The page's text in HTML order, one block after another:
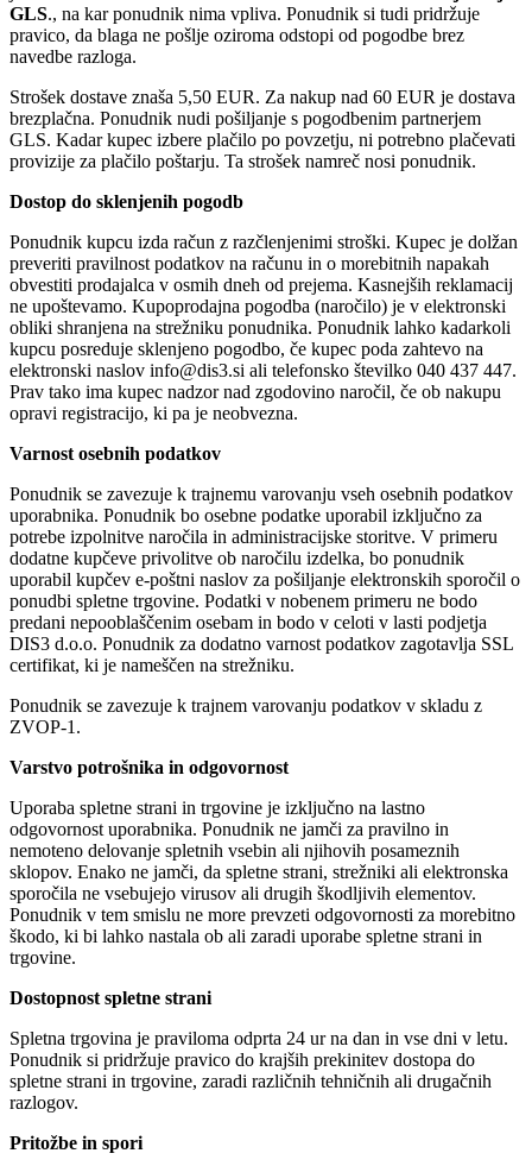
GLS., na kar ponudnik nima vpliva. Ponudnik si tudi pridržuje
pravico, da blaga ne pošlje oziroma odstopi od pogodbe brez
navedbe razloga.
Strošek dostave znaša 5,50 EUR. Za nakup nad 60 EUR je dostava
brezplačna. Ponudnik nudi pošiljanje s pogodbenim partnerjem
GLS. Kadar kupec izbere plačilo po povzetju, ni potrebno plačevati
provizije za plačilo poštarju. Ta strošek namreč nosi ponudnik.
Dostop do sklenjenih pogodb
Ponudnik kupcu izda račun z razčlenjenimi stroški. Kupec je dolžan
preveriti pravilnost podatkov na računu in o morebitnih napakah
obvestiti prodajalca v osmih dneh od prejema. Kasnejših reklamacij
ne upoštevamo. Kupoprodajna pogodba (naročilo) je v elektronski
obliki shranjena na strežniku ponudnika. Ponudnik lahko kadarkoli
kupcu posreduje sklenjeno pogodbo, če kupec poda zahtevo na
elektronski naslov info@dis3.si ali telefonsko številko 040 437 447.
Prav tako ima kupec nadzor nad zgodovino naročil, če ob nakupu
opravi registracijo, ki pa je neobvezna.
Varnost osebnih podatkov
Ponudnik se zavezuje k trajnemu varovanju vseh osebnih podatkov
uporabnika. Ponudnik bo osebne podatke uporabil izključno za
potrebe izpolnitve naročila in administracijske storitve. V primeru
dodatne kupčeve privolitve ob naročilu izdelka, bo ponudnik
uporabil kupčev e-poštni naslov za pošiljanje elektronskih sporočil o
ponudbi spletne trgovine. Podatki v nobenem primeru ne bodo
predani nepooblaščenim osebam in bodo v celoti v lasti podjetja
DIS3 d.o.o. Ponudnik za dodatno varnost podatkov zagotavlja SSL
certifikat, ki je nameščen na strežniku.
Ponudnik se zavezuje k trajnem varovanju podatkov v skladu z
ZVOP-1.
Varstvo potrošnika in odgovornost
Uporaba spletne strani in trgovine je izključno na lastno
odgovornost uporabnika. Ponudnik ne jamči za pravilno in
nemoteno delovanje spletnih vsebin ali njihovih posameznih
sklopov. Enako ne jamči, da spletne strani, strežniki ali elektronska
sporočila ne vsebujejo virusov ali drugih škodljivih elementov.
Ponudnik v tem smislu ne more prevzeti odgovornosti za morebitno
škodo, ki bi lahko nastala ob ali zaradi uporabe spletne strani in
trgovine.
Dostopnost spletne strani
Spletna trgovina je praviloma odprta 24 ur na dan in vse dni v letu.
Ponudnik si pridržuje pravico do krajših prekinitev dostopa do
spletne strani in trgovine, zaradi različnih tehničnih ali drugačnih
razlogov.
Pritožbe in spori